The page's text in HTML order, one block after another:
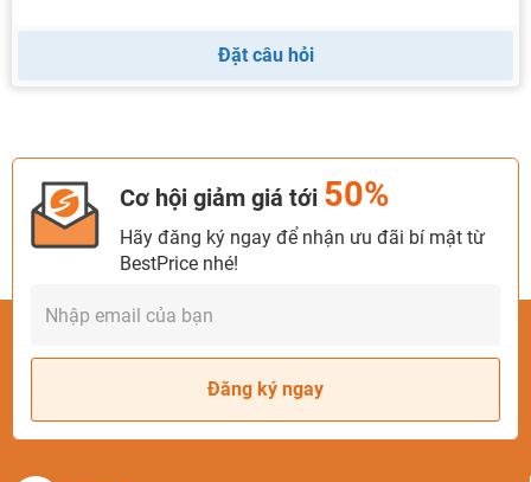
Đặt câu hỏi
Cơ hội giảm giá tới 50%
Hãy đăng ký ngay để nhận ưu đãi bí mật từ
BestPrice nhé!
Đăng ký ngay